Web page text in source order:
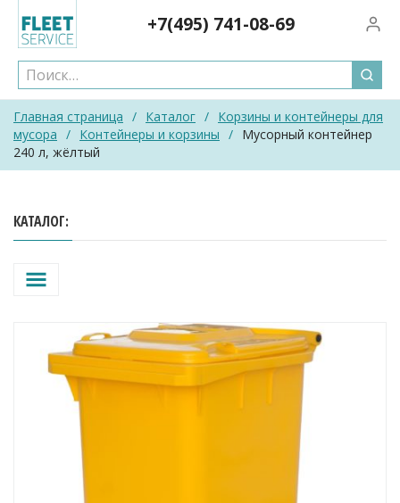
content
+7(495) 741-08-69
Главная страница / Каталог / Корзины и контейнеры для
мусора / Контейнеры и корзины / Мусорный контейнер
240 л, жёлтый
КАТАЛОГ